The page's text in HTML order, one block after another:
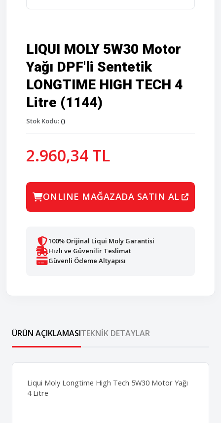
LIQUI MOLY 5W30 Motor
Yağı DPF'li Sentetik
LONGTIME HIGH TECH 4
Litre (1144)
Stok Kodu: ()
2.960,34 TL
ONLINE MAĞAZADA SATIN AL
100% Orijinal Liqui Moly Garantisi
Hızlı ve Güvenilir Teslimat
Güvenli Ödeme Altyapısı
ÜRÜN AÇIKLAMASITEKNIK DETAYLAR
Liqui Moly Longtime High Tech 5W30 Motor Yağı
4 Litre